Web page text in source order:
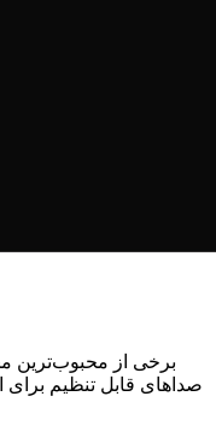
برخی از محبوب‌ترین
صداهای قابل تنظیم